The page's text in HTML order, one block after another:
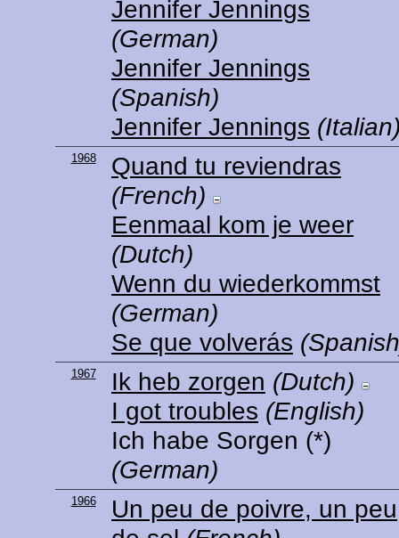
Jennifer Jennings
(German)
Jennifer Jennings
(Spanish)
Jennifer Jennings
1968
Quand tu reviendras
(French)
Eenmaal kom je weer
(Dutch)
Wenn du wiederkommst
(German)
Se que volverás
1967 Ik heb zorgen (Dutch)
I got troubles (English)
Ich habe Sorgen (*)
(German)
1966
Un peu de poivre, un peu